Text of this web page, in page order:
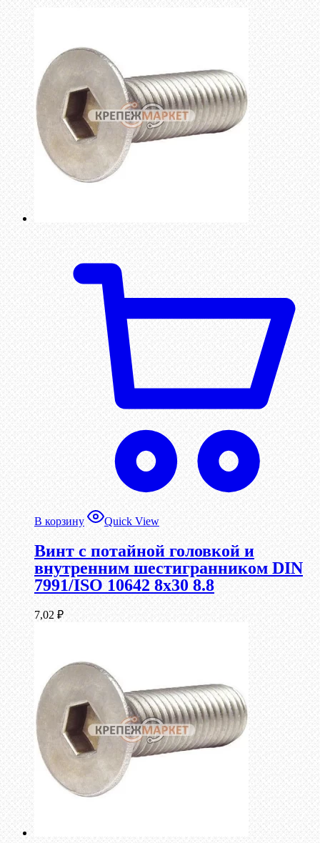
В корзину Quick View
Винт с потайной головкой и
внутренним шестигранником DIN
7991/ISO 10642 8х30 8.8
7,02 ₽